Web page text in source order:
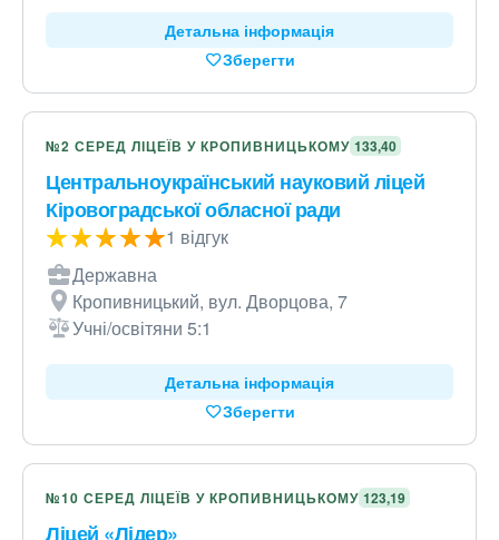
Детальна інформація
Зберегти
№2 СЕРЕД ЛІЦЕЇВ У КРОПИВНИЦЬКОМУ 133,40
Центральноукраїнський науковий ліцей
Кіровоградської обласної ради
1 відгук
Державна
Кропивницький, вул. Дворцова, 7
Учні/освітяни 5:1
Детальна інформація
Зберегти
№10 СЕРЕД ЛІЦЕЇВ У КРОПИВНИЦЬКОМУ 123,19
Ліцей «Лідер»